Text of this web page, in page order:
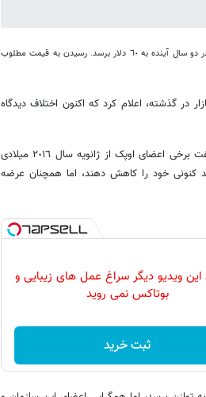
تورد لین، وزیر نفت و انرژی نروژ اعلام کرد که این کشور انتظار دارد قیمت نفت در دو سال آینده به ٦٠ دلار برسد. رسیدن به قیمت مطلوب
در گذشته، اعلام کرد که اکنون اختلاف دیدگاه
وزیر نفت و انرژی نروژ همچنین با اشاره به افزایش چشمگیر تولید نفت برخی اعضای اوپک از ژانویه سال ٢٠١٦ میلادی
کنونی خود را کاهش دهند، اما همچنان عرضه
این ویدیو دیگر سراغ عمل های زیبایی و
بوتاکس نمی روید
ثبت خرید